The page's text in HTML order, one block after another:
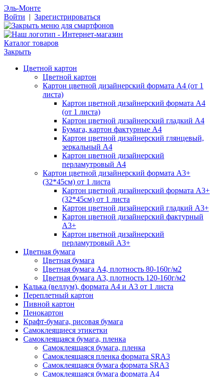
Эль-Монте
Войти | Зарегистрироваться
Каталог товаров
Закрыть
Цветной картон
Цветной картон
Картон цветной дизайнерский формата А4 (от 1
листа)
Картон цветной дизайнерский формата А4
(от 1 листа)
Картон цветной дизайнерский гладкий А4
Бумага, картон фактурные А4
Картон цветной дизайнерский глянцевый,
зеркальный А4
Картон цветной дизайнерский
перламутровый А4
Картон цветной дизайнерский формата А3+
(32*45см) от 1 листа
Картон цветной дизайнерский формата А3+
(32*45см) от 1 листа
Картон цветной дизайнерский гладкий А3+
Картон цветной дизайнерский фактурный
А3+
Картон цветной дизайнерский
перламутровый А3+
Цветная бумага
Цветная бумага
Цветная бумага А4, плотность 80-160г/м2
Цветная бумага А3, плотность 120-160г/м2
Калька (веллум), формата А4 и А3 от 1 листа
Переплетный картон
Пивной картон
Пенокартон
Крафт-бумага, рисовая бумага
Самоклеящиеся этикетки
Самоклеящаяся бумага, пленка
Самоклеящаяся бумага, пленка
Самоклеящаяся пленка формата SRА3
Самоклеящаяся бумага формата SRА3
Самоклеящаяся бумага формата А4